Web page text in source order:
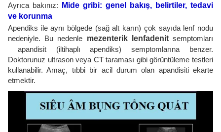
Ayrıca bakınız:
Mide gribi: genel bakış, belirtiler, tedavi
ve korunma
Apendiks ile aynı bölgede (sağ alt karın) çok sayıda lenf nodu
nedeniyle. Bu nedenle mezenterik lenfadenitsemptomları
apandisit (iltihaplı apendiks) semptomlarına benzer.
Doktorunuz ultrason veya CT taraması gibi görüntüleme testleri
kullanabilir. Amaç, tıbbi bir acil durum olan apandisiti ekarte
etmektir.